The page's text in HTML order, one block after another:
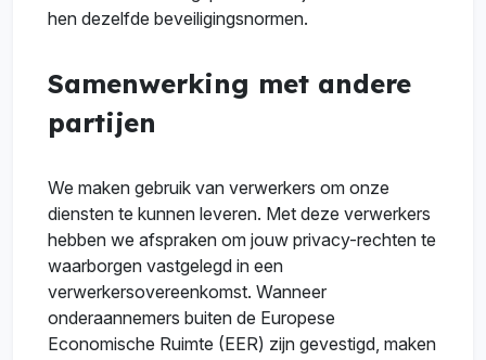
hen dezelfde beveiligingsnormen.
Samenwerking met andere
partijen
We maken gebruik van verwerkers om onze
diensten te kunnen leveren. Met deze verwerkers
hebben we afspraken om jouw privacy-rechten te
waarborgen vastgelegd in een
verwerkersovereenkomst. Wanneer
onderaannemers buiten de Europese
Economische Ruimte (EER) zijn gevestigd, maken